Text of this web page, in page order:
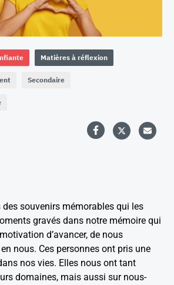
Matières à réflexion
Secondaire
des souvenirs mémorables qui les
gravés dans notre mémoire qui
d’avancer, de nous
nous. Ces personnes ont pris une
nos vies. Elles nous ont tant
domaines, mais aussi sur nous-